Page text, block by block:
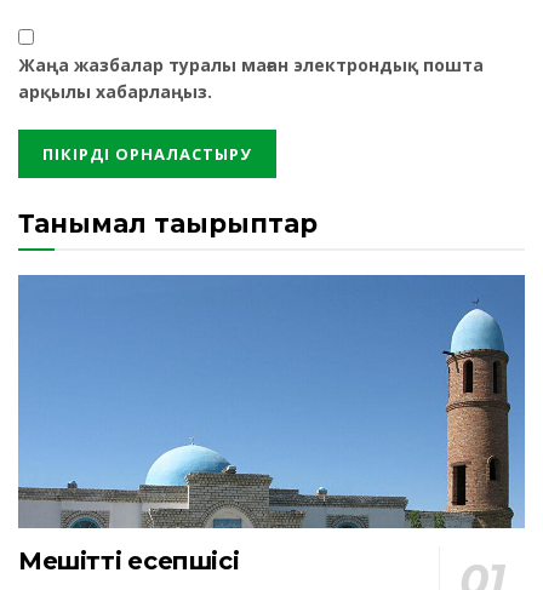
Жаңа жазбалар туралы маған электрондық пошта
арқылы хабарлаңыз.
Танымал тақырыптар
Мешіттің есепшісі